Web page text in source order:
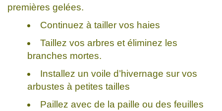
premières gelées.
Continuez à tailler vos haies
Taillez vos arbres et éliminez les
branches mortes.
Installez un voile d’hivernage sur vos
arbustes à petites tailles
Paillez avec de la paille ou des feuilles